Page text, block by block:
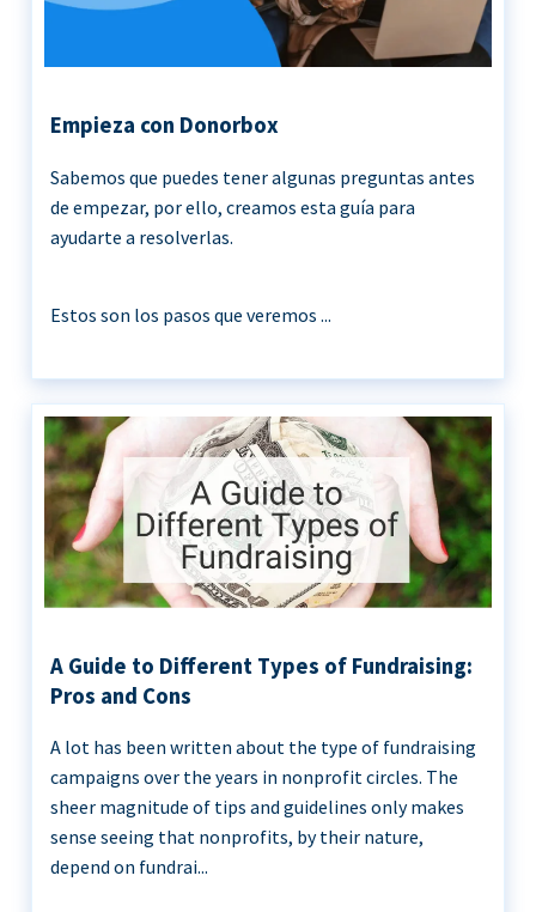
Empieza con Donorbox
Sabemos que puedes tener algunas preguntas antes
de empezar, por ello, creamos esta guía para
ayudarte a resolverlas.
Estos son los pasos que veremos ...
A Guide to Different Types of Fundraising:
Pros and Cons
A lot has been written about the type of fundraising
campaigns over the years in nonprofit circles. The
sheer magnitude of tips and guidelines only makes
sense seeing that nonprofits, by their nature,
depend on fundrai...